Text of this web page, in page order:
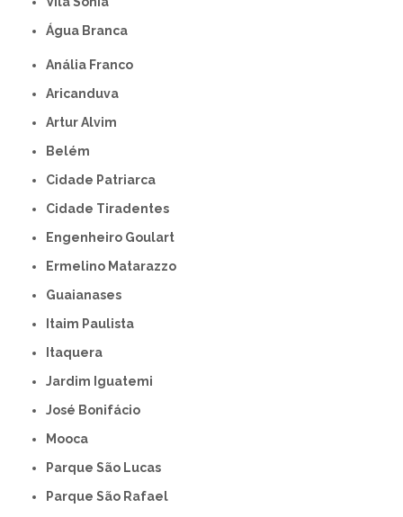
Água Branca
Anália Franco
Aricanduva
Artur Alvim
Belém
Cidade Patriarca
Cidade Tiradentes
Engenheiro Goulart
Ermelino Matarazzo
Guaianases
Itaim Paulista
Itaquera
Jardim Iguatemi
José Bonifácio
Mooca
Parque São Lucas
Parque São Rafael